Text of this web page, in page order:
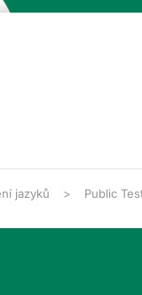
jazyků Public